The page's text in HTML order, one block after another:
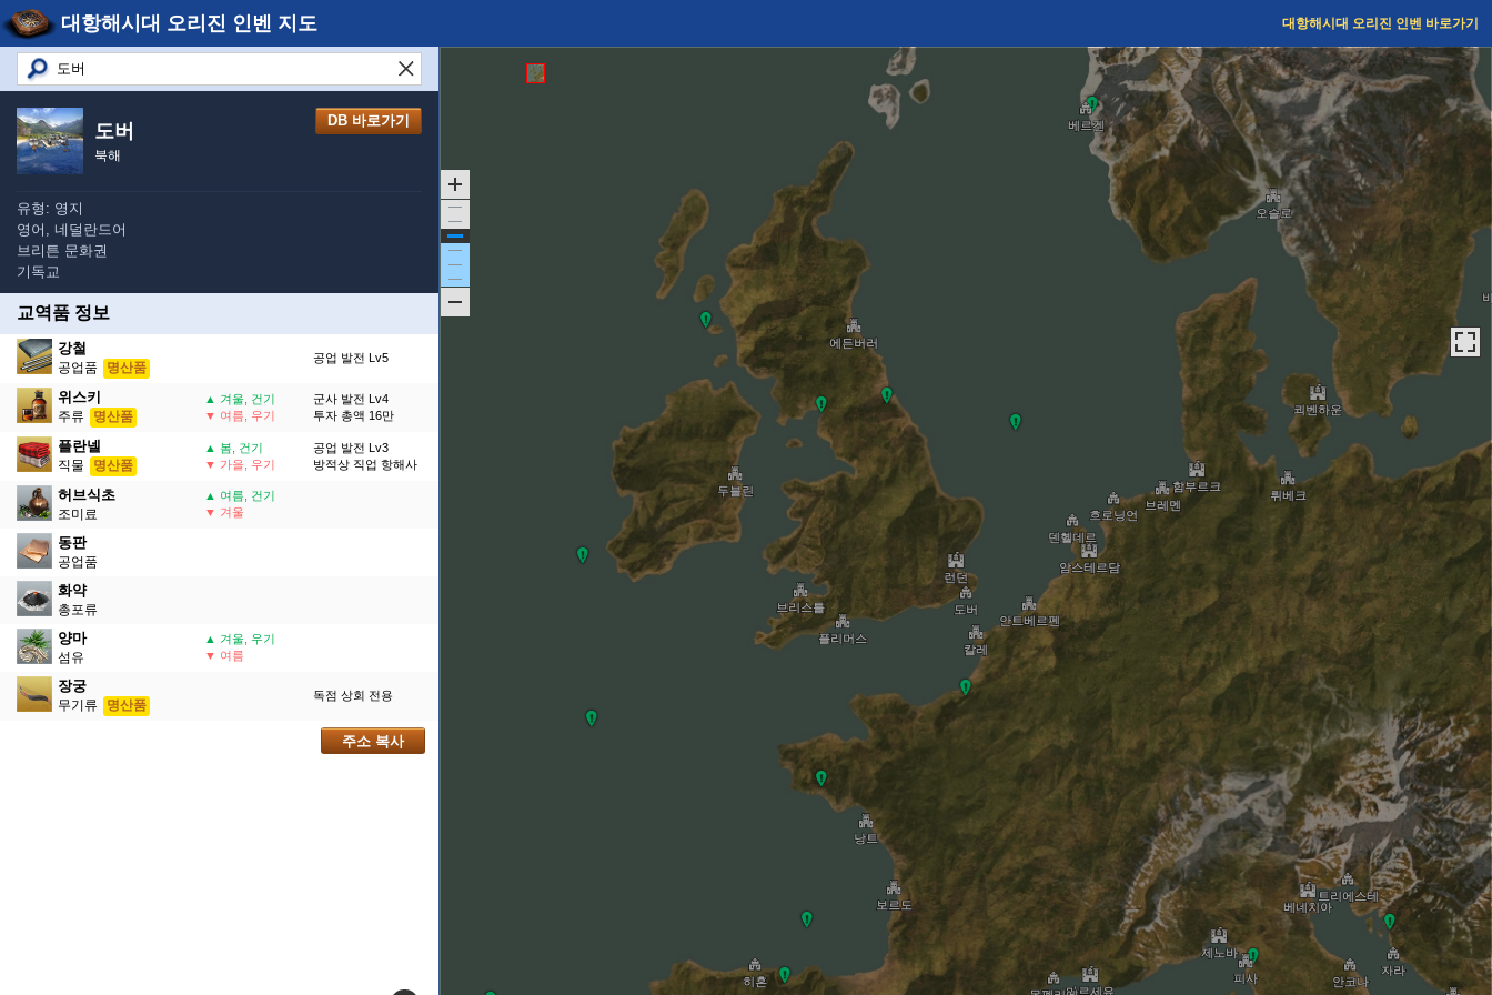
대항해시대 오리진 인벤 지도 대항해시대 오리진 인벤 바로가기
도버
북해
DB 바로가기
유형: 영지
영어, 네덜란드어
브리튼 문화권
기독교
교역품 정보
강철
공업품 명산품
공업 발전 Lv5
위스키
주류 명산품
▲ 겨울, 건기
▼ 여름, 우기
군사 발전 Lv4
투자 총액 16만
플란넬
직물 명산품
▲ 봄, 건기
▼ 가을, 우기
공업 발전 Lv3
방적상 직업 항해사
허브식초
조미료
▲ 여름, 건기
▼ 겨울
동판
공업품
화약
총포류
양마
섬유
▲ 겨울, 우기
▼ 여름
장궁
무기류 명산품
독점 상회 전용
주소 복사